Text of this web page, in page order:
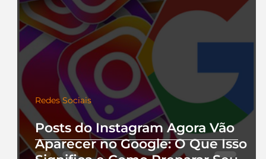
Posts do Instagram Agora Vão
Aparecer no Google: O Que Isso
Redes Sociais